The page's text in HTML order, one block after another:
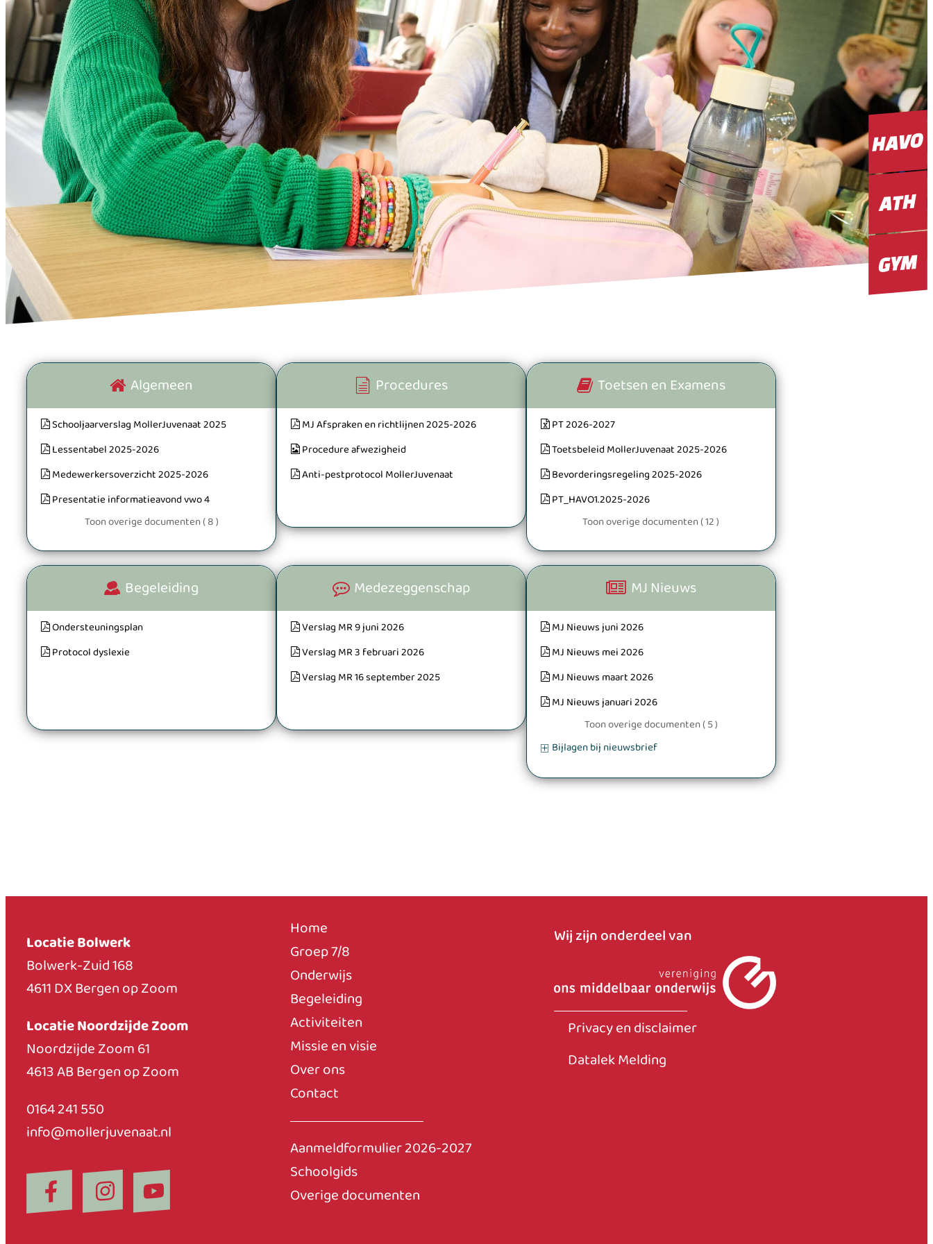
HAVO
ATH
GYM
Algemeen
Schooljaarverslag MollerJuvenaat 2025
Lessentabel 2025-2026
Medewerkersoverzicht 2025-2026
Presentatie informatieavond vwo 4
Toon overige documenten ( 8 )
Procedures
MJ Afspraken en richtlijnen 2025-2026
Procedure afwezigheid
Anti-pestprotocol MollerJuvenaat
Toetsen en Examens
PT 2026-2027
Toetsbeleid MollerJuvenaat 2025-2026
Bevorderingsregeling 2025-2026
PT_HAVO1.2025-2026
Toon overige documenten ( 12 )
Begeleiding
Ondersteuningsplan
Protocol dyslexie
Medezeggenschap
Verslag MR 9 juni 2026
Verslag MR 3 februari 2026
Verslag MR 16 september 2025
MJ Nieuws
MJ Nieuws juni 2026
MJ Nieuws mei 2026
MJ Nieuws maart 2026
MJ Nieuws januari 2026
Toon overige documenten ( 5 )
Bijlagen bij nieuwsbrief
Locatie Bolwerk
Bolwerk-Zuid 168
4611 DX Bergen op Zoom
Locatie Noordzijde Zoom
Noordzijde Zoom 61
4613 AB Bergen op Zoom
0164 241 550
info@mollerjuvenaat.nl
Home
Groep 7/8
Onderwijs
Begeleiding
Activiteiten
Missie en visie
Over ons
Contact
Aanmeldformulier 2026-2027
Schoolgids
Overige documenten
Wij zijn onderdeel van
Privacy en disclaimer
Datalek Melding